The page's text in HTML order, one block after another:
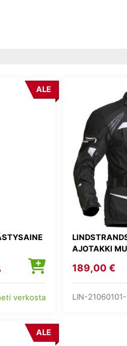
ALE
verkosta
AJOTAKKI
189,00 €
LIN-21060101-
ALE